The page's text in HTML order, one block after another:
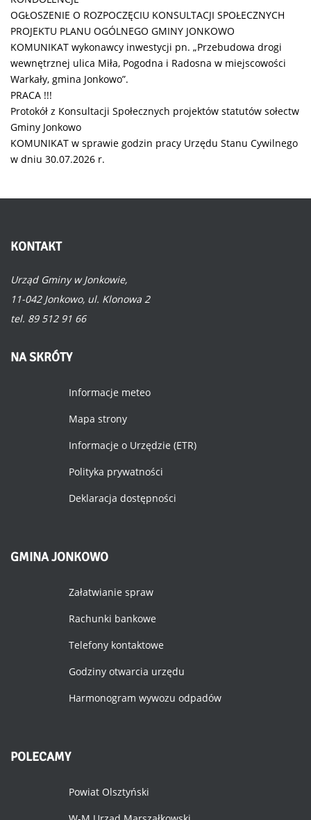
OGŁOSZENIE O ROZPOCZĘCIU KONSULTACJI SPOŁECZNYCH
PROJEKTU PLANU OGÓLNEGO GMINY JONKOWO
KOMUNIKAT wykonawcy inwestycji pn. „Przebudowa drogi
wewnętrznej ulica Miła, Pogodna i Radosna w miejscowości
Warkały, gmina Jonkowo”.
PRACA !!!
Protokół z Konsultacji Społecznych projektów statutów sołectw
Gminy Jonkowo
KOMUNIKAT w sprawie godzin pracy Urzędu Stanu Cywilnego
w dniu 30.07.2026 r.
KONTAKT
Urząd Gminy w Jonkowie,
11-042 Jonkowo, ul. Klonowa 2
tel. 89 512 91 66
NASKRÓTY
Informacje meteo
Mapa strony
Informacje o Urzędzie (ETR)
Polityka prywatności
Deklaracja dostępności
GMINAJONKOWO
Załatwianie spraw
Rachunki bankowe
Telefony kontaktowe
Godziny otwarcia urzędu
Harmonogram wywozu odpadów
POLECAMY
Powiat Olsztyński